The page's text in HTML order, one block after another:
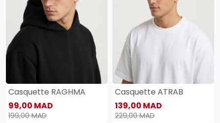
Casquette RAGHMA
99,00 MAD
199,00 MAD
Casquette ATRAB
139,00 MAD
229,00 MAD